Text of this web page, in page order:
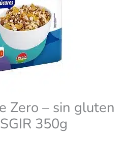
Zero – sin gluten
350g